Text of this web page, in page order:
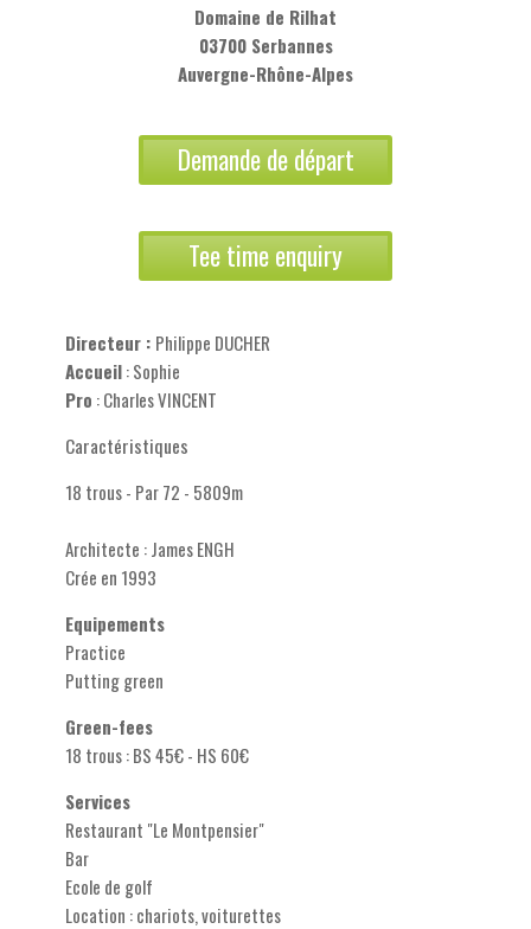
Domaine de Rilhat
03700 Serbannes
Auvergne-Rhône-Alpes
Demande de départ
Tee time enquiry
Directeur : Philippe DUCHER
Accueil: Sophie
Pro : Charles VINCENT
Caractéristiques
18 trous - Par 72 - 5809m
Architecte : James ENGH
Crée en 1993
Equipements
Practice
Putting green
Green-fees
18 trous : BS 45€ - HS 60€
Services
Restaurant "Le Montpensier"
Bar
Ecole de golf
Location : chariots, voiturettes